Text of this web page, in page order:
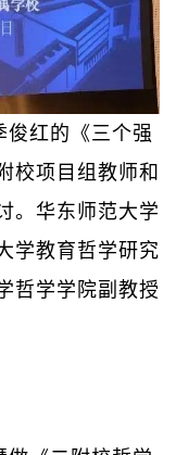
俊红的《三个强
校项目组教师和
。 华东师范大学
学教育哲学研究
哲学学院副教授